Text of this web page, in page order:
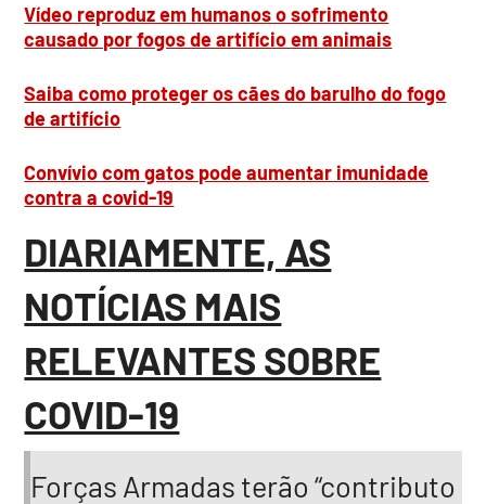
Vídeo reproduz em humanos o sofrimento
causado por fogos de artifício em animais
Saiba como proteger os cães do barulho do fogo
de artifício
Convívio com gatos pode aumentar imunidade
contra a covid-19
DIARIAMENTE, AS
NOTÍCIAS MAIS
RELEVANTES SOBRE
COVID-19
Forças Armadas terão “contributo